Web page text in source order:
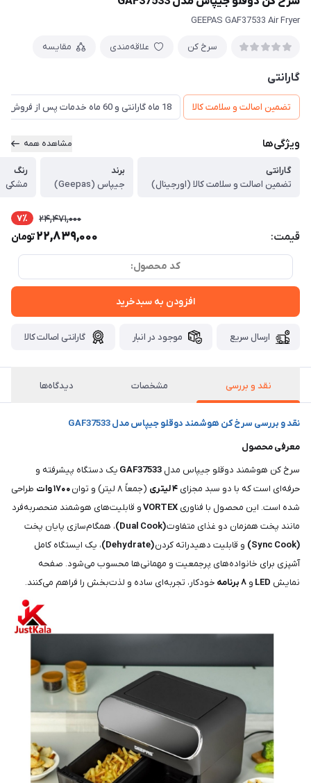
GEEPAS GAF37533 Air Fryer
سرخ کن علاقه‌مندی مقایسه
گارانتی
تضمین اصالت و سلامت کالا 18 ماه گارانتی و 60 ماه خدمات پس از فروش و ضمانت تعویض
ویژگی‌ها مشاهده همه
گارانتی
تضمین اصالت و سلامت کالا (اورجینال)
برند
جیپاس (Geepas)
رنگ
مشکی
قیمت:
24,471,000 7٪
22,839,000تومان
کد محصول:
افزودن به سبدخرید
ارسال سریع موجود در انبار گارانتی اصالت کالا
نقد و بررسی مشخصات دیدگاه‌ها
نقد و بررسی سرخ کن هوشمند دوقلو جیپاس مدل GAF37533
معرفی محصول
سرخ کن هوشمند دوقلو جیپاس مدل GAF37533 یک دستگاه پیشرفته و
حرفه‌ای است که با دو سبد مجزای ۴ لیتری (جمعاً ۸ لیتر) و توان
طراحی
شده است. این محصول با فناوری VORTEXو قابلیت‌های هوشمند منحصربه‌فرد
مانند پخت همزمان دو غذای متفاوت(Dual Cook)
، همگام‌سازی پایان پخت
(Sync Cook)
و قابلیت دهیدراته کردن(Dehydrate)
، یک ایستگاه کامل
آشپزی برای خانواده‌های پرجمعیت و مهمانی‌ها محسوب می‌شود. صفحه
نمایش LED و ۸برنامه خودکار، تجربه‌ای ساده و لذت‌بخش را فراهم می‌کنند.